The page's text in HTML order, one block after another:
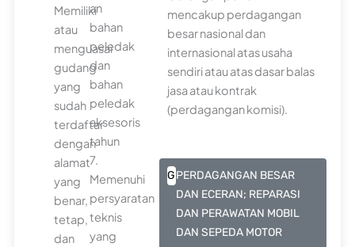
Memiliki
atau
menguasai
gudang
yang
sudah
terdaftar
dengan
alamat
yang
benar,
tetap,
dan
an
bahan
peledak
dan
bahan
peledak
aksesoris
tahun
7.
Memenuhi
persyaratan
teknis
yang
mencakup perdagangan
besar nasional dan
internasional atas usaha
sendiri atau atas dasar balas
jasa atau kontrak
(perdagangan komisi).
GPERDAGANGAN BESAR
DAN ECERAN; REPARASI
DAN PERAWATAN MOBIL
DAN SEPEDA MOTOR